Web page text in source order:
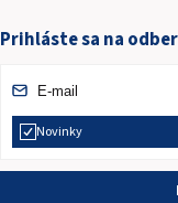
Prihláste sa na
Novinky